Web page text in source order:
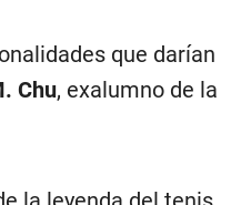
que darían
Chu, exalumno de la